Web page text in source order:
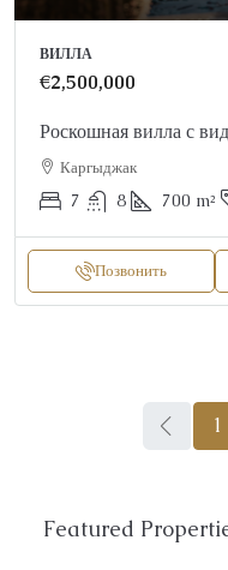
ВИЛЛА
€2,500,000
Роскошная вилла с
Каргыджак
7 8 700 m²
Позвонить
1
Featured